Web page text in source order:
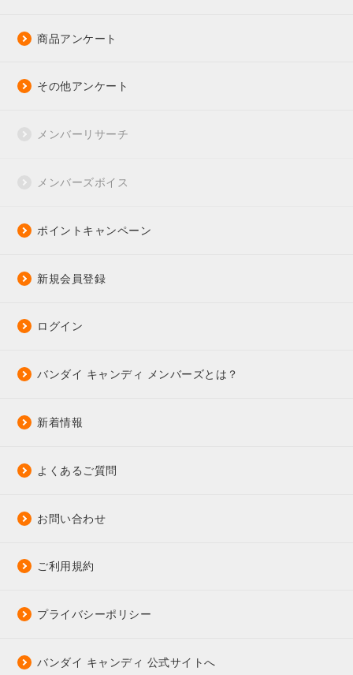
商品アンケート
その他アンケート
メンバーリサーチ
メンバーズボイス
ポイントキャンペーン
新規会員登録
ログイン
バンダイ キャンディ メンバーズとは？
新着情報
よくあるご質問
お問い合わせ
ご利用規約
プライバシーポリシー
バンダイ キャンディ 公式サイトへ